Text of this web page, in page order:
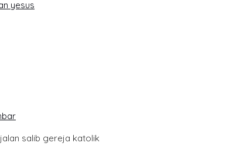
jalan salib gereja katolik